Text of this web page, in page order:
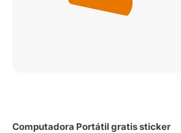
Computadora Portátil gratis sticker